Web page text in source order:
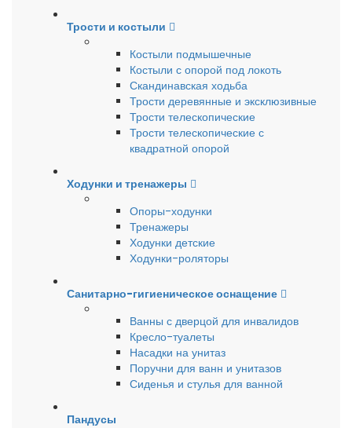
Трости и костыли
Костыли подмышечные
Костыли с опорой под локоть
Скандинавская ходьба
Трости деревянные и эксклюзивные
Трости телескопические
Трости телескопические с
квадратной опорой
Ходунки и тренажеры
Опоры-ходунки
Тренажеры
Ходунки детские
Ходунки-роляторы
Санитарно-гигиеническое оснащение
Ванны с дверцой для инвалидов
Кресло-туалеты
Насадки на унитаз
Поручни для ванн и унитазов
Сиденья и стулья для ванной
Пандусы